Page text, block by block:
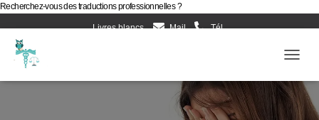
Recherchez-vous des traductions professionnelles ?
Livres blancs Mail Tél